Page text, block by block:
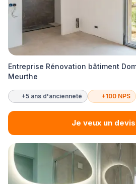
Entreprise Rénovation bâtiment
Meurthe
+5 ans d'ancienneté +100 NPS
Je veux un